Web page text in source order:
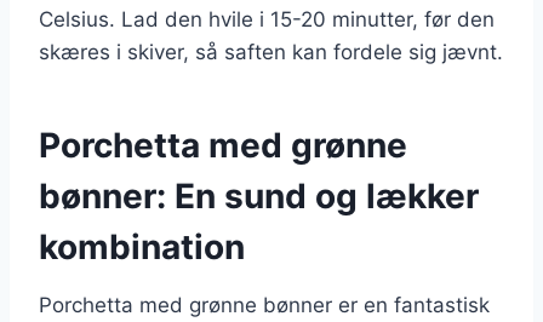
Celsius. Lad den hvile i 15-20 minutter, før den
skæres i skiver, så saften kan fordele sig jævnt.
Porchetta med grønne
bønner: En sund og lækker
kombination
Porchetta med grønne bønner er en fantastisk